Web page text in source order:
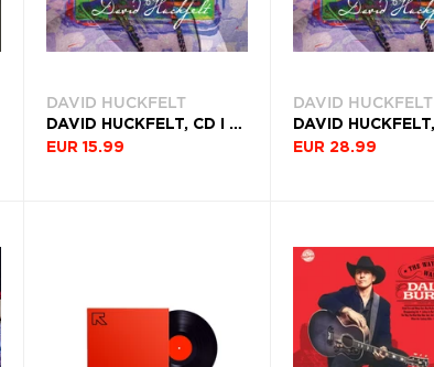
DAVID HUCKFELT
DAVID HUCKFELT, CD I WAS BORN BUT...
EUR 15.99
DAVID HUCKFELT
EUR 28.99